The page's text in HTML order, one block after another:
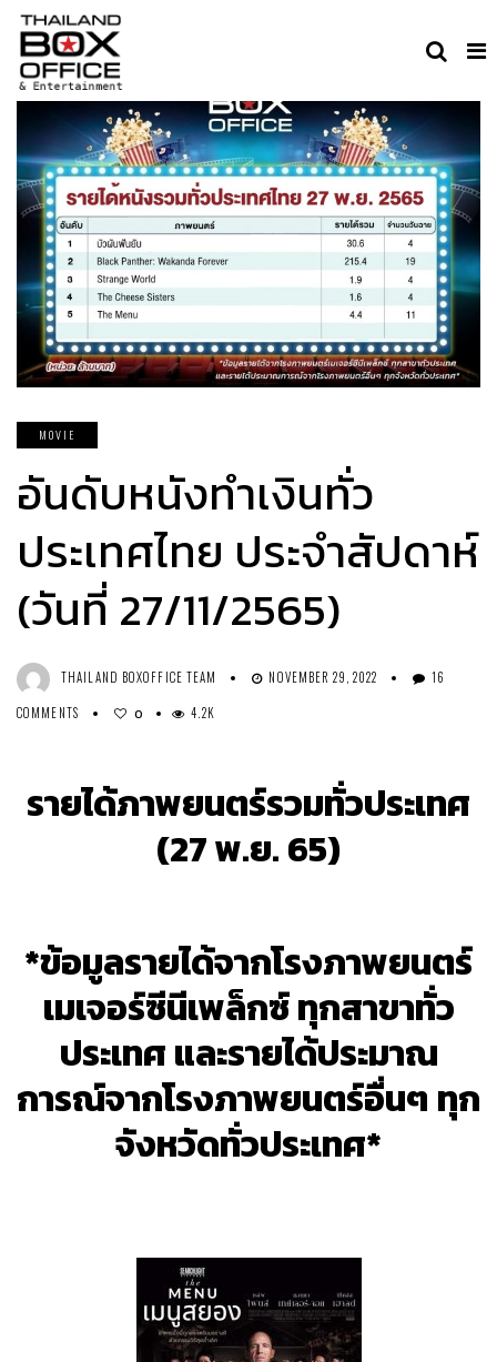
MOVIE
อันดับหนังทำเงินทั่ว
ประเทศไทย ประจำสัปดาห์
(วันที่ 27/11/2565)
THAILAND BOXOFFICE TEAM NOVEMBER 29, 2022
16
COMMENTS
0 4.2K
รายได้ภาพยนตร์รวมทั่วประเทศ
(27 พ.ย. 65)
*ข้อมูลรายได้จากโรงภาพยนตร์
เมเจอร์ซีนีเพล็กซ์ ทุกสาขาทั่ว
ประเทศ และรายได้ประมาณ
การณ์จากโรงภาพยนตร์อื่นๆ ทุก
จังหวัดทั่วประเทศ*